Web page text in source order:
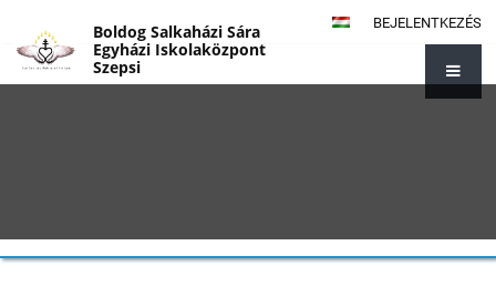
BEJELENTKEZÉS
Boldog Salkaházi Sára
Egyházi Iskolaközpont
Szepsi